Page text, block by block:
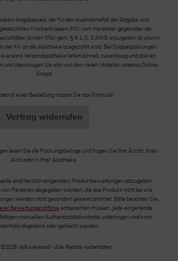
Abgabepreis, der für den Ausnahmefall der Abgabe und
Krankenkassen (KK) vom Hersteller gegenüber der
GmbH (IFA) gem. § III 1, S. 2 AMG anzugeben ist und im
der KK an die Apotheke ausgezahlt wird. Bei Doppelpackungen
Versandapotheke liefert schnell, zuverlässig und diskret.
und überzeugen Sie sich von den vielen Vorteilen unseres Online-
Shops!
einer Bestellung nutzen Sie das Formular:
Vertrag widerrufen
lesen Sie die Packungsbeilage und fragen Sie Ihre Ärztin, Ihren
Arzt oder in Ihrer Apotheke.
sind herzlich eingeladen, Produktbewertungen abzugeben.
Personen abgegeben werden, die das Produkt nicht bei uns
werden nicht gesondert gekennzeichnet. Bitte beachten Sie,
Bewertungsrichtlinie entsprechen müssen. Jede eingehende
manuellen Authentizitätskontrolle unterzogen und kann
abgelehnt oder gelöscht werden.
Volksversand - Alle Rechte vorbehalten